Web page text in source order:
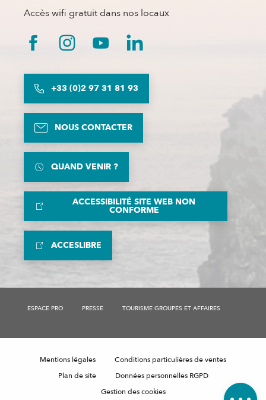
Avis
Accès wifi gratuit dans nos locaux
+33 (0)2 97 31 81 93
NOUS CONTACTER
QUAND VENIR ?
ACCESSIBILITÉ SITE WEB NON
CONFORME
ACCESLIBRE
ESPACE PRO PRESSE TOURISME GROUPES ET AFFAIRES
Mentions légales
Conditions particulières de ventes
Plan de site
Données personnelles RGPD
Gestion des cookies